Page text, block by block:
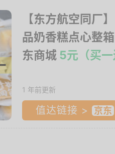
【东方航空同厂
品奶香糕点心整
东商城 5元（买
1 年前更新
值达链接 >